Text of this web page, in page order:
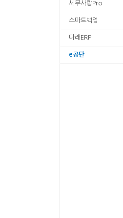
세무사랑Pro
스마트백업
다래ERP
e공단